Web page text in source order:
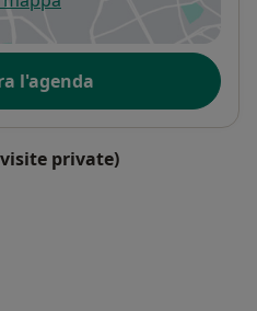
si apre in una nuova scheda
l'agenda
private)